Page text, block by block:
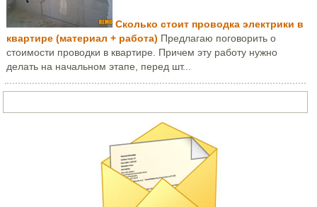
Сколько стоит проводка электрики в
квартире (материал + работа) Предлагаю поговорить о
стоимости проводки в квартире. Причем эту работу нужно
делать на начальном этапе, перед шт...